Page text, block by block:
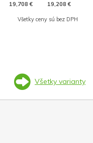
19,708 € 19,208 €
Všetky ceny sú bez DPH
Všetky varianty